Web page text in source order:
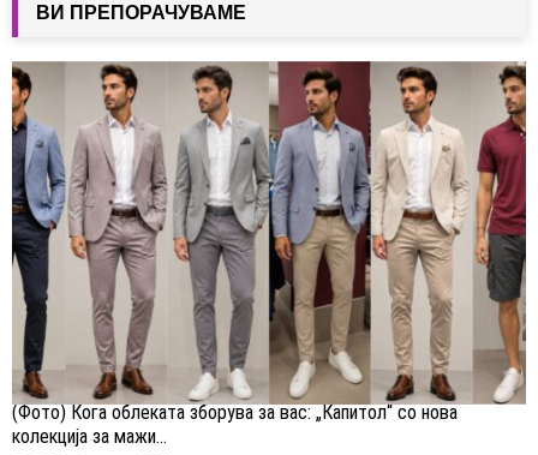
ВИ ПРЕПОРАЧУВАМЕ
(Фото) Кога облеката зборува за вас: „Капитол“ со нова
колекција за мажи...